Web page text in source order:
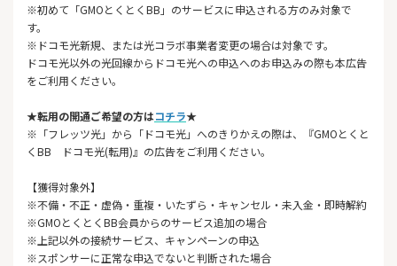
※初めて「GMOとくとくBB」のサービスに申込される方のみ対象で
す。
※ドコモ光新規、または光コラボ事業者変更の場合は対象です。
ドコモ光以外の光回線からドコモ光への申込へのお申込みの際も本広告
をご利用ください。
★転用の開通ご希望の方はコチラ★
※「フレッツ光」から「ドコモ光」へのきりかえの際は、『GMOとくと
くBB ドコモ光(転用)』の広告をご利用ください。
【獲得対象外】
※不備・不正・虚偽・重複・いたずら・キャンセル・未入金・即時解約
※GMOとくとくBB会員からのサービス追加の場合
※上記以外の接続サービス、キャンペーンの申込
※スポンサーに正常な申込でないと判断された場合